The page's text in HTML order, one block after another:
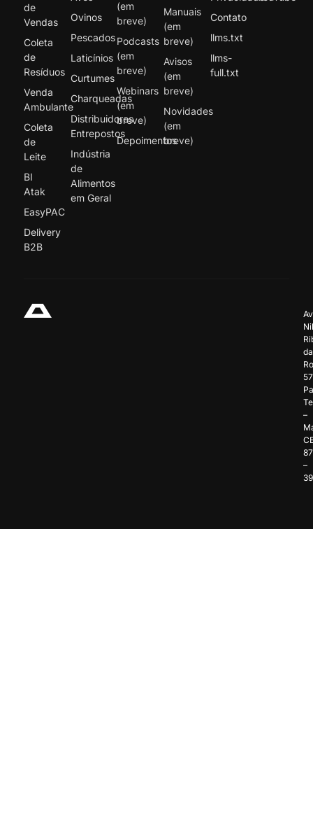
de
Vendas
Coleta
de
Resíduos
Venda
Ambulante
Coleta
de
Leite
BI
Atak
EasyPAC
Delivery
B2B
Ovinos
Pescados
Laticínios
Curtumes
Charqueadas
Distribuidores
Entrepostos
Indústria
de
Alimentos
em Geral
(em
breve)
Podcasts
(em
breve)
Webinars
(em
breve)
Depoimentos
Manuais
(em
breve)
Avisos
(em
breve)
Novidades
(em
breve)
Contato
llms.txt
llms-
full.txt
da
–
–